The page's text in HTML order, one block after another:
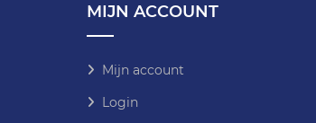
MIJN ACCOUNT
Mijn account
Login